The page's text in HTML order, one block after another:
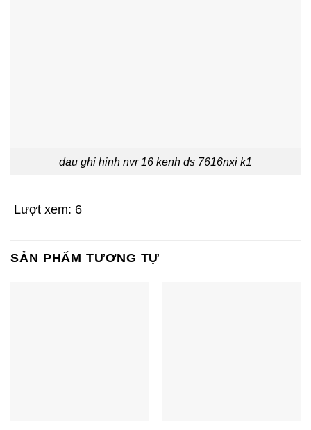
dau ghi hinh nvr 16 kenh ds 7616nxi k1
Lượt xem: 6
SẢN PHẨM TƯƠNG TỰ